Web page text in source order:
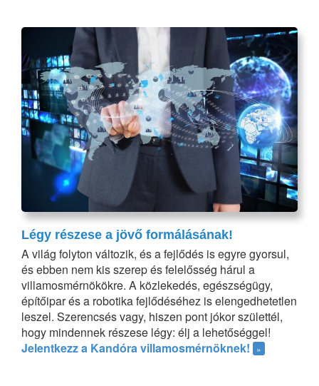
Légy részese a jövő formálásának!
A világ folyton változik, és a fejlődés is egyre gyorsul,
és ebben nem kis szerep és felelősség hárul a
villamosmérnökökre. A közlekedés, egészségügy,
építőipar és a robotika fejlődéséhez is elengedhetetlen
leszel. Szerencsés vagy, hiszen pont jókor születtél,
hogy mindennek részese légy: élj a lehetőséggel!
Jelentkezz a Kandóra villamosmérnöknek!
»